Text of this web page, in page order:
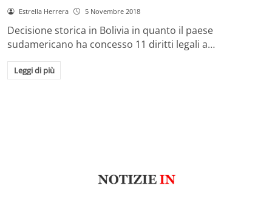
Estrella Herrera 5 Novembre 2018
Decisione storica in Bolivia in quanto il paese
sudamericano ha concesso 11 diritti legali a…
Leggi di più